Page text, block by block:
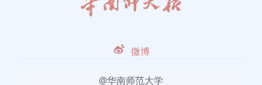
微博
@华南师范大学